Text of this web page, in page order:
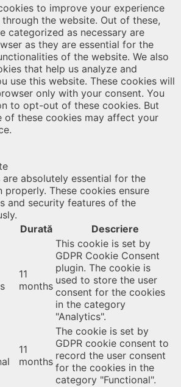
to improve your experience
the website. Out of these,
categorized as necessary are
as they are essential for the
of the website. We also
that help us analyze and
use this website. These cookies will
only with your consent. You
to opt-out of these cookies. But
of these cookies may affect your
absolutely essential for the
These cookies ensure
and security features of the
Durată Descriere
11
months
This cookie is set by
GDPR Cookie Consent
plugin. The cookie is
used to store the user
consent for the cookies
in the category
"Analytics".
11
months
The cookie is set by
GDPR cookie consent to
record the user consent
for the cookies in the
category "Functional".